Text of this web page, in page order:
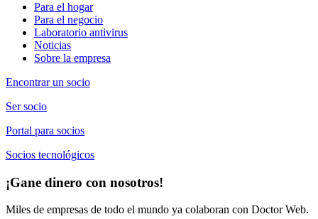
Para el hogar
Para el negocio
Laboratorio antivirus
Noticias
Sobre la empresa
Encontrar un socio
Ser socio
Portal para socios
Socios tecnológicos
¡Gane dinero con nosotros!
Miles de empresas de todo el mundo ya colaboran con Doctor Web.